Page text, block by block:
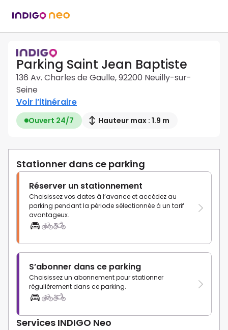
Parking Saint Jean Baptiste
136 Av. Charles de Gaulle, 92200 Neuilly-sur-
Seine
Voir l’itinéraire
Ouvert 24/7 Hauteur max : 1.9 m
Stationner dans ce parking
Réserver un stationnement
Choisissez vos dates à l’avance et accédez au
parking pendant la période sélectionnée à un tarif
avantageux.
S’abonner dans ce parking
Choisissez un abonnement pour stationner
régulièrement dans ce parking.
Services INDIGO Neo